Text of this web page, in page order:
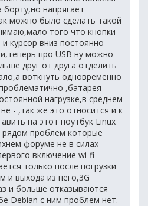
борту,но напрягает
можно было сделать такой
того что кнопки
курсор вниз постоянно
про USB ну можно
друг от друга отделить
воткнуть одновременно
,батарея
нагрузке,в среднем
- ,так же это относится и к
на этот ноутбук Linux
рядом проблем которые
форуме не в силах
включение wi-fi
только после погрузки
и выхода из него,3G
и больше отказываются
Debian с ним проблем нет.